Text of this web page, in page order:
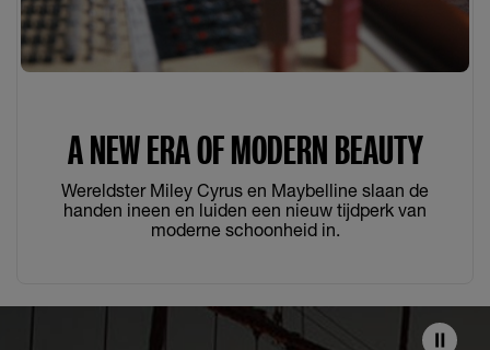
A NEW ERA OF MODERN BEAUTY
Wereldster Miley Cyrus en Maybelline slaan de
handen ineen en luiden een nieuw tijdperk van
moderne schoonheid in.